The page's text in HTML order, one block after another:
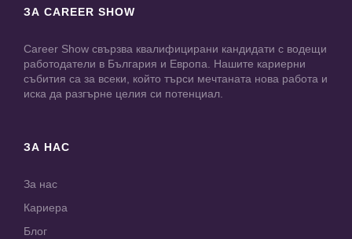
ЗА CAREER SHOW
Career Show свързва квалифицирани кандидати с водещи
работодатели в България и Европа. Нашите кариерни
събития са за всеки, който търси мечтаната нова работа и
иска да разгърне целия си потенциал.
ЗА НАС
За нас
Кариера
Блог